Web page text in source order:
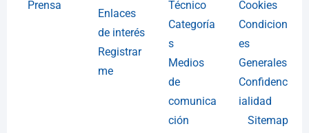
Prensa
Enlaces
de interés
Registrar
me
Técnico
Categoría
s
Medios
de
comunica
ción
Cookies
Condicion
es
Generales
Confidenc
ialidad
Sitemap